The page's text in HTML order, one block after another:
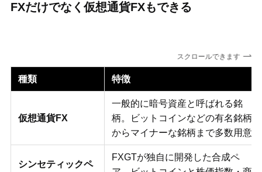
FXだけでなく仮想通貨FXもできる
スクロールできます
種類 特徴
仮想通貨FX
一般的に暗号資産と呼ばれる銘
柄。ビットコインなどの有名銘柄
からマイナーな銘柄まで多数用意
シンセティックペ
FXGTが独自に開発した合成ペ